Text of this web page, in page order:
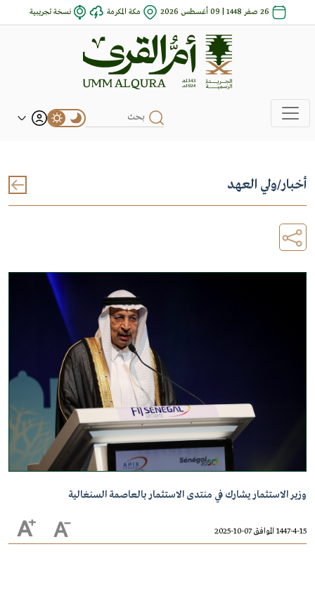
26 صفر 1448 | 09 أغسطس 2026 مكة المكرمة نسخة تجريبية
أخبار/ولي العهد
وزير الاستثمار يشارك في منتدى الاستثمار بالعاصمة السنغالية
1447-4-15 الموافق 07-10-2025